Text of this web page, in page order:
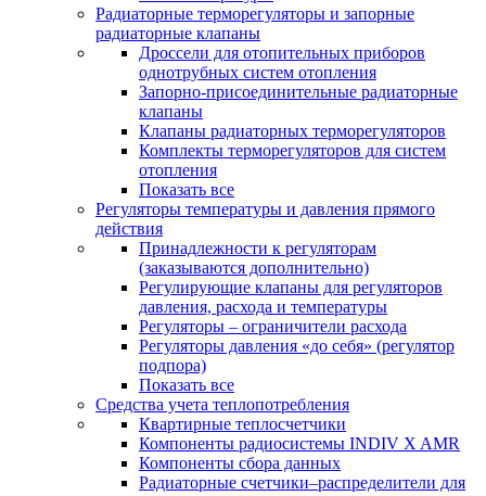
Радиаторные терморегуляторы и запорные
радиаторные клапаны
Дроссели для отопительных приборов
однотрубных систем отопления
Запорно-присоединительные радиаторные
клапаны
Клапаны радиаторных терморегуляторов
Комплекты терморегуляторов для систем
отопления
Показать все
Регуляторы температуры и давления прямого
действия
Принадлежности к регуляторам
(заказываются дополнительно)
Регулирующие клапаны для регуляторов
давления, расхода и температуры
Регуляторы – ограничители расхода
Регуляторы давления «до себя» (регулятор
подпора)
Показать все
Средства учета теплопотребления
Квартирные теплосчетчики
Компоненты радиосистемы INDIV X AMR
Компоненты сбора данных
Радиаторные счетчики–распределители для